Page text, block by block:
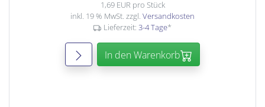
1,69 EUR pro Stück
inkl. 19 % MwSt. zzgl. Versandkosten
Lieferzeit: 3-4 Tage*
In den Warenkorb